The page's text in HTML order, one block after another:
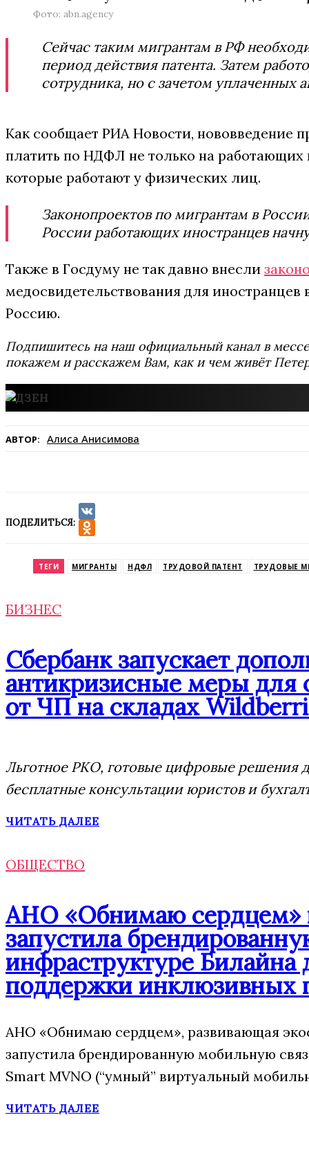
Фото: abn.agency
Сейчас таким мигрантам в РФ
период действия патента. Затем
сотрудника, но с зачетом уплаченных
Как сообщает РИА Новости, нововведение
платить по НДФЛ не только на работающих
которые работают у физических лиц.
Законопроектов по мигрантам в
России работающих иностранцев
Также в Госдуму не так давно внесли
медосвидетельствования для иностранцев
Россию.
Подпишитесь на наш официальный канал в
покажем и расскажем Вам, как и чем живёт
АВТОР: Алиса Анисимова
ПОДЕЛИТЬСЯ:
VK
ТЕГИ МИГРАНТЫ НДФЛ ТРУДОВОЙ ПАТЕНТ ТРУДОВЫЕ
БИЗНЕС
Сбербанк запускает
антикризисные меры для
от ЧП на складах
Льготное РКО, готовые цифровые решения
бесплатные консультации юристов и
ЧИТАТЬ ДАЛЕЕ
ОБЩЕСТВО
АНО «Обнимаю сердцем»
запустила
инфраструктуре Билайна
поддержки инклюзивных
АНО «Обнимаю сердцем», развивающая
запустила брендированную мобильную
Smart MVNO (“умный” виртуальный
ЧИТАТЬ ДАЛЕЕ